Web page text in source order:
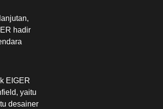
hadir
EIGER
yaitu
desainer